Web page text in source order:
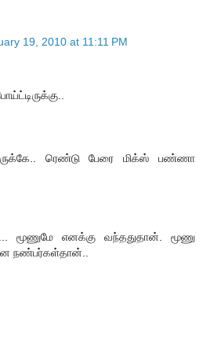
19, 2010 at 11:11 PM
ரெண்டு பேரை மிக்ஸ் பண்ணா
மூணுமே எனக்கு வந்ததுதான். மூணு
நண்பர்கள்தான்..